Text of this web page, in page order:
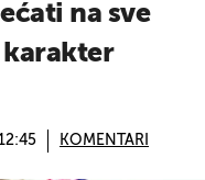
na sve
KOMENTARI